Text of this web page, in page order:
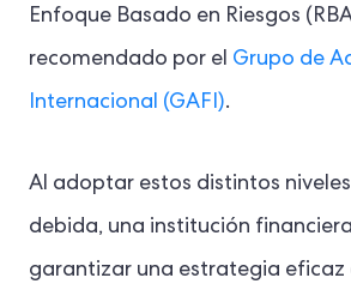
Enfoque Basado en Riesgos
recomendado por el Grupo de
Internacional (GAFI).
Al adoptar estos distintos
debida, una institución
garantizar una estrategia eficaz